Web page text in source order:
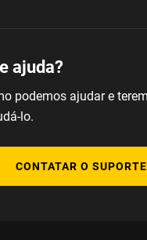
ajuda?
podemos ajudar e
lo.
CONTATAR O SUPORTE